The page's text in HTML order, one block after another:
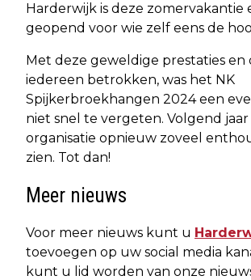
Harderwijk is deze zomervakantie
geopend voor wie zelf eens de
Met deze geweldige prestaties en
iedereen betrokken, was het NK
Spijkerbroekhangen 2024 een
niet snel te vergeten. Volgend
organisatie opnieuw zoveel
zien. Tot dan!
Meer nieuws
Voor meer nieuws kunt u
toevoegen op uw social media
kunt u lid worden van onze